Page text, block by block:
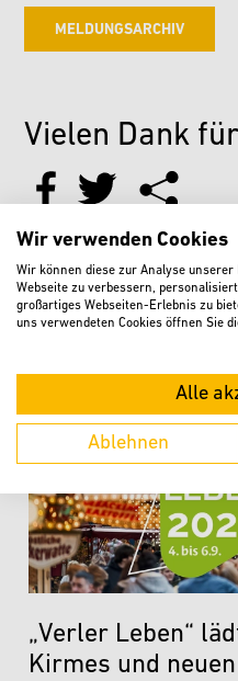
MELDUNGSARCHIV
Vielen Dank
Weitere
„Verler Leben“
Kirmes und
Wir verwenden Cookies
Wir können diese zur Analyse
Webseite zu verbessern,
großartiges Webseiten-Erlebnis zu
uns verwendeten Cookies öffnen Sie
Alle
Ablehnen